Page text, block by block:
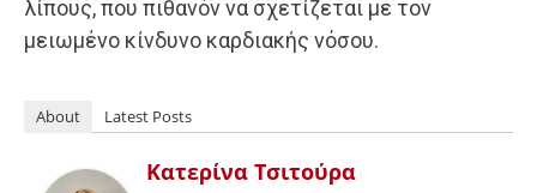
λίπους, που πιθανόν να σχετίζεται με τον
μειωμένο κίνδυνο καρδιακής νόσου.
About Latest Posts
Κατερίνα Τσιτούρα